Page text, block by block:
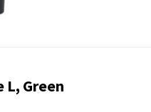
L, Green